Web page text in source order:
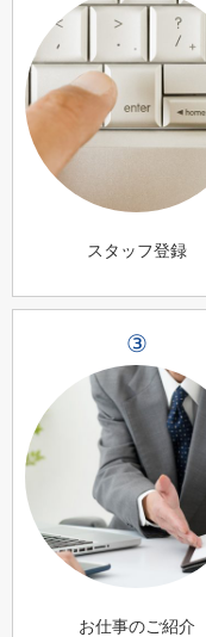
スタッフ登録
③
お仕事のご紹介